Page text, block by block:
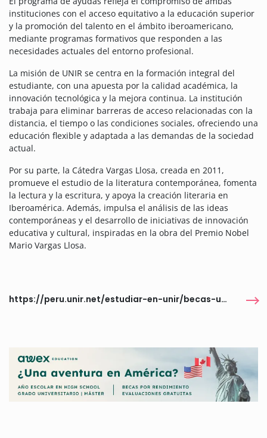
instituciones con el acceso equitativo a la educación superior
y la promoción del talento en el ámbito iberoamericano,
mediante programas formativos que responden a las
necesidades actuales del entorno profesional.
La misión de UNIR se centra en la formación integral del
estudiante, con una apuesta por la calidad académica, la
innovación tecnológica y la mejora continua. La institución
trabaja para eliminar barreras de acceso relacionadas con la
distancia, el tiempo o las condiciones sociales, ofreciendo una
educación flexible y adaptada a las demandas de la sociedad
actual.
Por su parte, la Cátedra Vargas Llosa, creada en 2011,
promueve el estudio de la literatura contemporánea, fomenta
la lectura y la escritura, y apoya la creación literaria en
Iberoamérica. Además, impulsa el análisis de las ideas
contemporáneas y el desarrollo de iniciativas de innovación
educativa y cultural, inspiradas en la obra del Premio Nobel
Mario Vargas Llosa.
https://peru.unir.net/estudiar-en-unir/becas-universitarias/becas-vargas-llosa/